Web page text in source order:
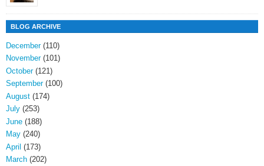
BLOG ARCHIVE
December(110)
November(101)
October(121)
September(100)
August (174)
July (253)
June (188)
May (240)
April (173)
March (202)